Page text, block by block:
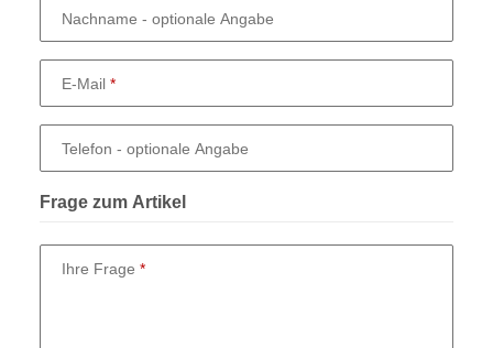
Nachname - optionale Angabe
E-Mail
Telefon - optionale Angabe
Frage zum Artikel
Ihre Frage